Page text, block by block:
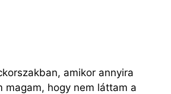
amikor annyira
magam, hogy nem láttam a